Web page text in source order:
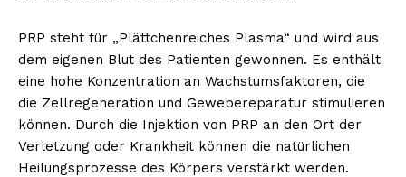
PRP steht für „Plättchenreiches Plasma“ und wird aus
dem eigenen Blut des Patienten gewonnen. Es enthält
eine hohe Konzentration an Wachstumsfaktoren, die
die Zellregeneration und Gewebereparatur stimulieren
können. Durch die Injektion von PRP an den Ort der
Verletzung oder Krankheit können die natürlichen
Heilungsprozesse des Körpers verstärkt werden.